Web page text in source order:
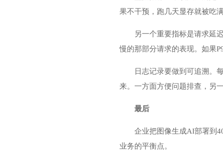
果不干预，跑几天显存就被吃
另一个重要指标是请求延
慢的那部分请求的表现。如果
日志记录要做到可追溯。
来。一方面方便问题排查，另
最后
企业把图像生成AI部署到
业务的平衡点。